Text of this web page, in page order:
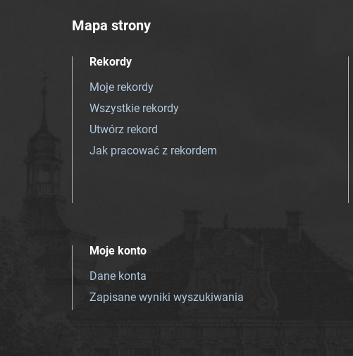
Mapa strony
Rekordy
Moje rekordy
Wszystkie rekordy
Utwórz rekord
Jak pracować z rekordem
Moje konto
Dane konta
Zapisane wyniki wyszukiwania